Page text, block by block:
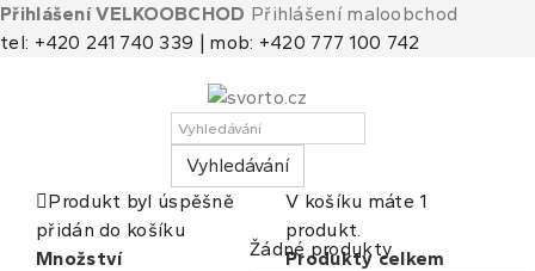
Přihlášení VELKOOBCHOD Přihlášení maloobchod
tel: +420 241 740 339 | mob: +420 777 100 742
Vyhledávání
Košík
(prázdný)
Žádné produkty
Produkt byl úspěšně
přidán do košíku
Množství
V košíku máte 1
produkt.
Produkty celkem